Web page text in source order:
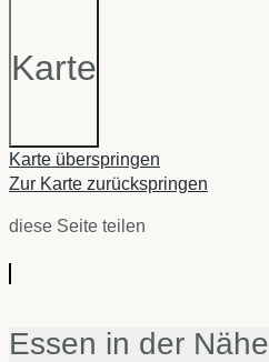
Karte
Karte überspringen
Zur Karte zurückspringen
diese Seite teilen
Essen in der Nähe